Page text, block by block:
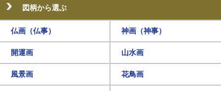
図柄から選ぶ
仏画（仏事） 神画（神事）
開運画 山水画
風景画 花鳥画